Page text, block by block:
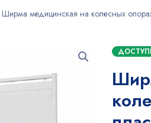
Ширма медицинская на колесных